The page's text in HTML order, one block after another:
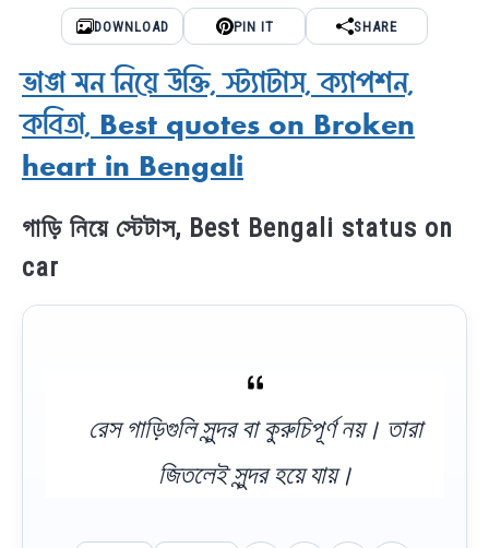
DOWNLOAD PIN IT SHARE
ভাঙা মন নিয়ে উক্তি, স্ট্যাটাস, ক্যাপশন,
কবিতা, Best quotes on Broken
heart in Bengali
গাড়ি নিয়ে স্টেটাস, Best Bengali status on
car
রেস গাড়িগুলি সুন্দর বা কুরুচিপূর্ণ নয়। তারা
জিতলেই সুন্দর হয়ে যায়।